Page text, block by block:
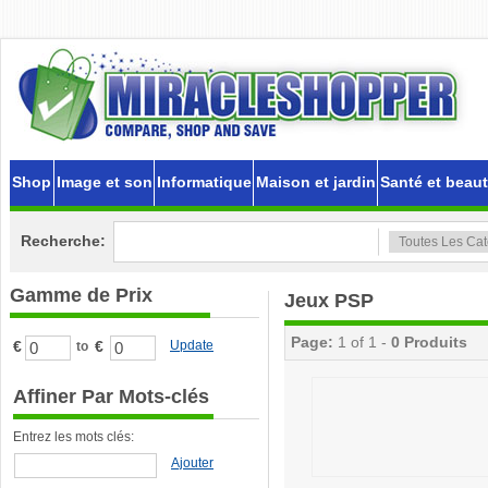
Shop Image et son Informatique Maison et jardin Santé et
Recherche:
Gamme de Prix
€ to € Update
Affiner Par Mots-clés
Entrez les mots clés:
Ajouter
Jeux PSP
Page: 1 of 1 - 0 Produits